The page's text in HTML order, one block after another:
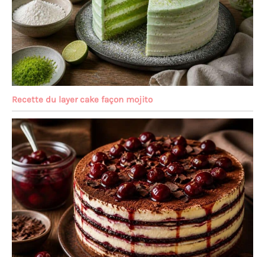
Recette du layer cake façon mojito